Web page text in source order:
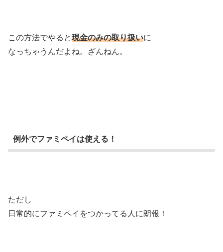
この方法でやると現金のみの取り扱いに
なっちゃうんだよね。ざんねん。
例外でファミペイは使える！
ただし
日常的にファミペイをつかってる人に朗報！